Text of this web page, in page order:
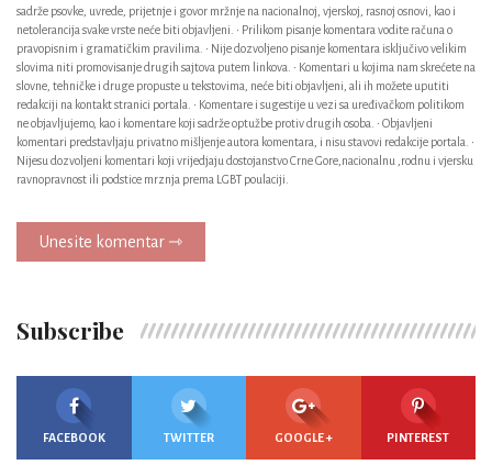
sadrže psovke, uvrede, prijetnje i govor mržnje na nacionalnoj, vjerskoj, rasnoj osnovi, kao i
netolerancija svake vrste neće biti objavljeni. • Prilikom pisanje komentara vodite računa o
pravopisnim i gramatičkim pravilima. • Nije dozvoljeno pisanje komentara isključivo velikim
slovima niti promovisanje drugih sajtova putem linkova. • Komentari u kojima nam skrećete na
slovne, tehničke i druge propuste u tekstovima, neće biti objavljeni, ali ih možete uputiti
redakciji na kontakt stranici portala. • Komentare i sugestije u vezi sa uređivačkom politikom
ne objavljujemo, kao i komentare koji sadrže optužbe protiv drugih osoba. • Objavljeni
komentari predstavljaju privatno mišljenje autora komentara, i nisu stavovi redakcije portala. •
Nijesu dozvoljeni komentari koji vrijedjaju dostojanstvo Crne Gore,nacionalnu ,rodnu i vjersku
ravnopravnost ili podstice mrznja prema LGBT poulaciji.
Unesite komentar ⇾
Subscribe
FACEBOOK TWITTER GOOGLE + PINTEREST